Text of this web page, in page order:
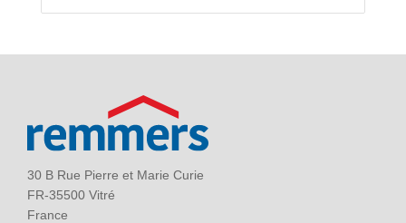
30 B Rue Pierre et Marie Curie
FR-35500 Vitré
France